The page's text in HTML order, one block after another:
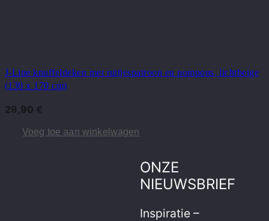
J-Line knuffeldeken met ruitjespatroon en pompons, lichtbeige
(130 x 170 cm)
29,90 €
Voeg toe aan winkelwagen
ONZE
NIEUWSBRIEF
Inspiratie –